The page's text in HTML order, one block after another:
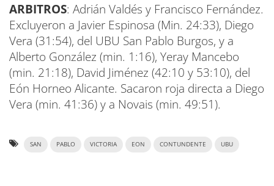
ARBITROS: Adrián Valdés y Francisco Fernández.
Excluyeron a Javier Espinosa (Min. 24:33), Diego
Vera (31:54), del UBU San Pablo Burgos, y a
Alberto González (min. 1:16), Yeray Mancebo
(min. 21:18), David Jiménez (42:10 y 53:10), del
Eón Horneo Alicante. Sacaron roja directa a Diego
Vera (min. 41:36) y a Novais (min. 49:51).
SAN PABLO VICTORIA EON CONTUNDENTE UBU